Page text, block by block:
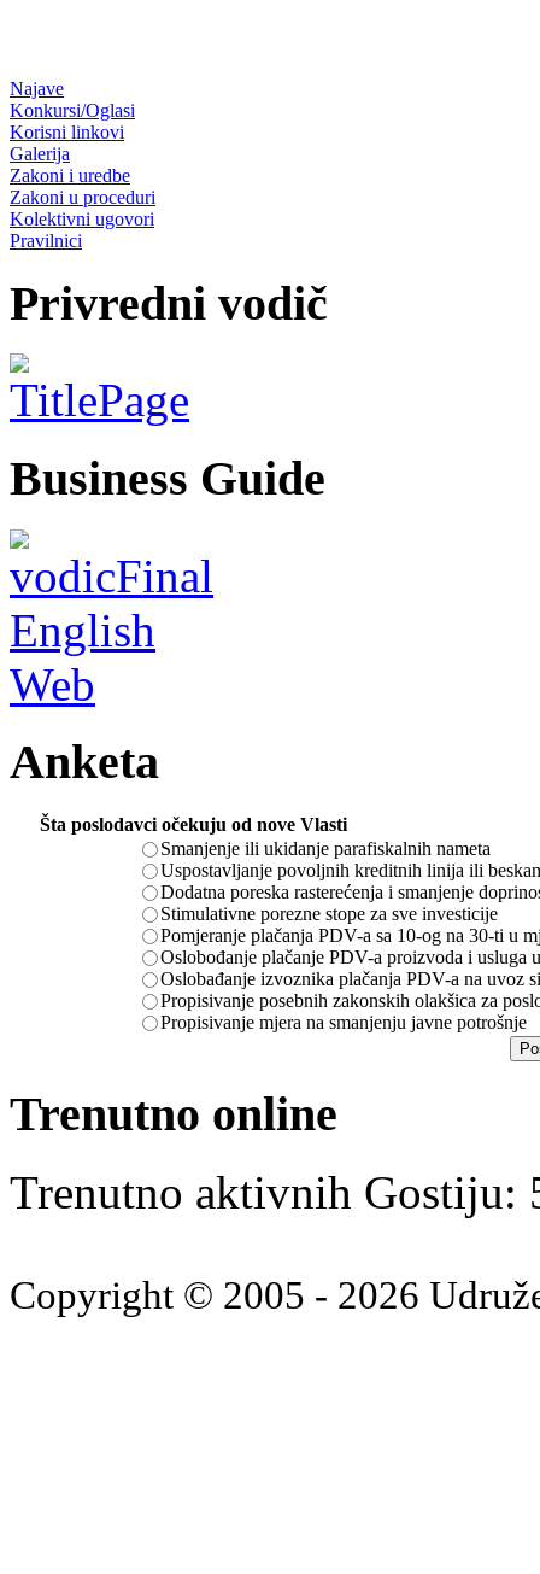
Najave
Konkursi/Oglasi
Korisni linkovi
Galerija
Zakoni i uredbe
Zakoni u proceduri
Kolektivni ugovori
Pravilnici
Privredni vodič
Business Guide
Anketa
Šta poslodavci očekuju od nove Vlasti
Smanjenje ili ukidanje parafiskalnih nameta
Uspostavljanje povoljnih kreditnih linija ili
Dodatna poreska rasterećenja i smanjenje
Stimulativne porezne stope za sve investicije
Pomjeranje plačanja PDV-a sa 10-og na 30-ti u
Oslobođanje plačanje PDV-a proizvoda i usluga
Oslobađanje izvoznika plačanja PDV-a na uvoz
Propisivanje posebnih zakonskih olakšica za
Propisivanje mjera na smanjenju javne potrošnje
Trenutno online
Trenutno aktivnih Gostiju:
Copyright © 2005 - 2026